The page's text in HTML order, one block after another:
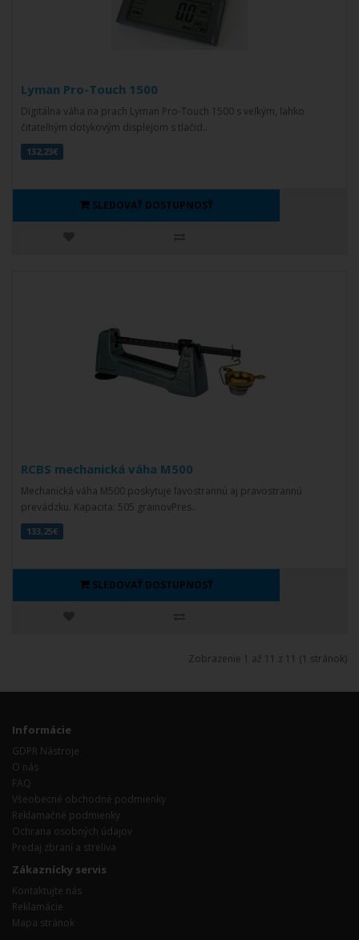
Lyman Pro-Touch 1500
Digitálna váha na prach Lyman Pro-Touch 1500 s veľkým, ľahko
čitateľným dotykovým displejom s tlačid..
132,23€
SLEDOVAŤ DOSTUPNOSŤ
RCBS mechanická váha M500
Mechanická váha M500 poskytuje ľavostrannú aj pravostrannú
prevádzku. Kapacita: 505 grainovPres..
133,25€
SLEDOVAŤ DOSTUPNOSŤ
Zobrazenie 1 až 11 z 11 (1 stránok)
Informácie
GDPR Nástroje
O nás
FAQ
Všeobecné obchodné podmienky
Reklamačné podmienky
Ochrana osobných údajov
Predaj zbraní a streliva
Zákaznícky servis
Kontaktujte nás
Reklamácie
Mapa stránok